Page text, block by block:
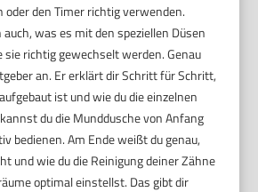
den Timer richtig verwenden.
was es mit den speziellen Düsen
richtig gewechselt werden. Genau
an. Er erklärt dir Schritt für Schritt,
ist und wie du die einzelnen
du die Munddusche von Anfang
bedienen. Am Ende weißt du genau,
und wie du die Reinigung deiner Zähne
optimal einstellst. Das gibt dir